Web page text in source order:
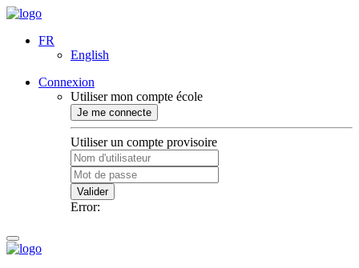
FR
English
Connexion
Utiliser mon compte école
Je me connecte
Utiliser un compte provisoire
Valider
Error: